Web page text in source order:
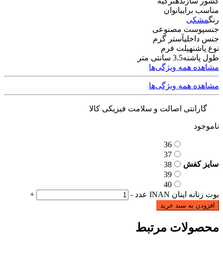
مناسب برایبانوان
رنگمشکی
جنسپوست مصنوعی
جنس داخلیآستر گرم
نوع پاشنهپلت فرم
طول پاشنه3.5 سانتی متر
مشاهده همه ویژگی‌ها
مشاهده همه ویژگی‌ها
گارانتی اصالت و سلامت فیزیکی کالا
ناموجود
سایز کفش
36
37
38
39
40
بوت زنانه اینان INAN عدد
-
+
افزودن به سبد خرید
محصولات مرتبط